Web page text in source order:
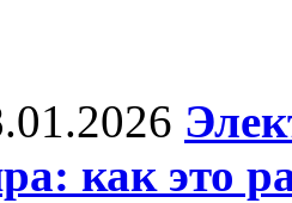
как это